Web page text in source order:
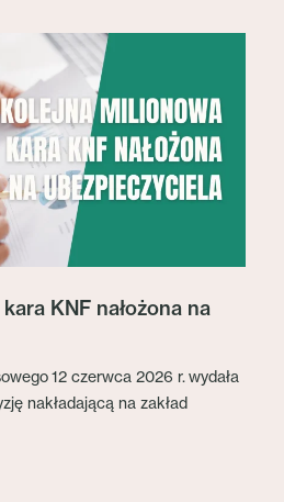
KNF nałożona na
12 czerwca 2026 r. wydała
nakładającą na zakład